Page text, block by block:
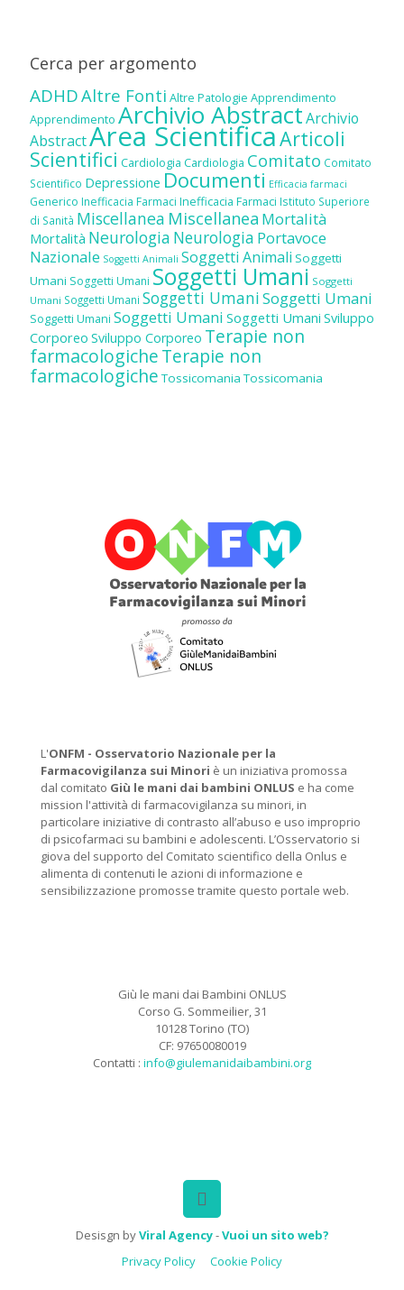
Cerca per argomento
ADHDAltre Fonti Altre Patologie Apprendimento
Apprendimento Archivio AbstractArchivio
AbstractArea ScientificaArticoli
Scientifici Cardiologia Cardiologia Comitato Comitato
Scientifico Depressione Documenti Efficacia farmaci
Generico Inefficacia Farmaci Inefficacia Farmaci Istituto Superiore
di Sanità Miscellanea Miscellanea Mortalità
Mortalità Neurologia Neurologia Portavoce
Nazionale Soggetti Animali Soggetti Animali Soggetti
Umani Soggetti Umani Soggetti Umani Soggetti
Umani Soggetti Umani Soggetti UmaniSoggetti Umani
Soggetti Umani Soggetti Umani Soggetti Umani Sviluppo
Corporeo Sviluppo Corporeo Terapie non
farmacologicheTerapie non
farmacologiche Tossicomania Tossicomania
L'ONFM - Osservatorio Nazionale per la
Farmacovigilanza sui Minori è un iniziativa promossa
dal comitato Giù le mani dai bambini ONLUS e ha come
mission l'attività di farmacovigilanza su minori, in
particolare iniziative di contrasto all’abuso e uso improprio
di psicofarmaci su bambini e adolescenti. L’Osservatorio si
giova del supporto del Comitato scientifico della Onlus e
alimenta di contenuti le azioni di informazione e
sensibilizzazione promosse tramite questo portale web.
Giù le mani dai Bambini ONLUS
Corso G. Sommeilier, 31
10128 Torino (TO)
CF: 97650080019
Contatti : info@giulemanidaibambini.org
Desisgn byViral Agency-Vuoi un sito web?
Privacy Policy
Cookie Policy